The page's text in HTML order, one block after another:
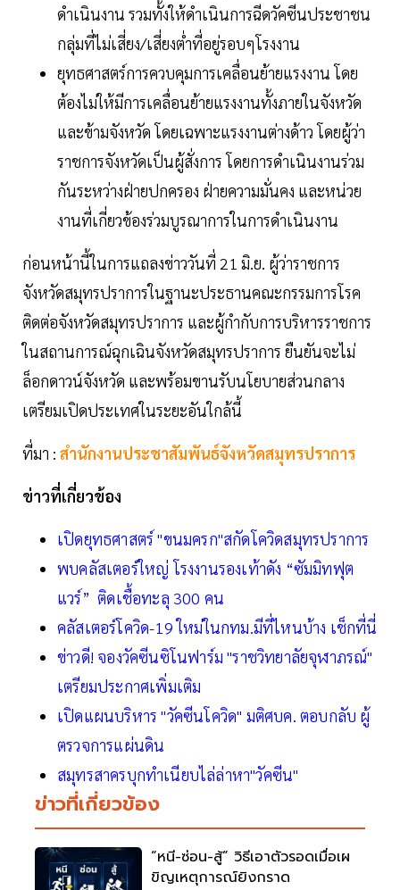
ดำเนินงาน รวมทั้งให้ดำเนินการฉีดวัคซีนประชาชน
กลุ่มที่ไม่เสี่ยง/เสี่ยงต่ำที่อยู่รอบๆโรงงาน
ยุทธศาสตร์การควบคุมการเคลื่อนย้ายแรงงาน โดย
ต้องไม่ให้มีการเคลื่อนย้ายแรงงานทั้งภายในจังหวัด
และข้ามจังหวัด โดยเฉพาะแรงงานต่างด้าว โดยผู้ว่า
ราชการจังหวัดเป็นผู้สั่งการ โดยการดำเนินงานร่วม
กันระหว่างฝ่ายปกครอง ฝ่ายความมั่นคง และหน่วย
งานที่เกี่ยวข้องร่วมบูรณาการในการดำเนินงาน
ก่อนหน้านี้ในการแถลงข่าววันที่ 21 มิ.ย. ผู้ว่าราชการ
จังหวัดสมุทรปราการในฐานะประธานคณะกรรมการโรค
ติดต่อจังหวัดสมุทรปราการ และผู้กำกับการบริหารราชการ
ในสถานการณ์ฉุกเฉินจังหวัดสมุทรปราการ ยืนยันจะไม่
ล็อกดาวน์จังหวัด และพร้อมขานรับนโยบายส่วนกลาง
เตรียมเปิดประเทศในระยะอันใกล้นี้
ที่มา : สำนักงานประชาสัมพันธ์จังหวัดสมุทรปราการ
ข่าวที่เกี่ยวข้อง
เปิดยุทธศาสตร์ "ขนมครก"สกัดโควิดสมุทรปราการ
พบคลัสเตอร์ใหญ่ โรงงานรองเท้าดัง “ซัมมิทฟุต
แวร์” ติดเชื้อทะลุ 300 คน
คลัสเตอร์โควิด-19 ใหม่ในกทม.มีที่ไหนบ้าง เช็กที่นี่
ข่าวดี! จองวัคซีนซิโนฟาร์ม "ราชวิทยาลัยจุฬาภรณ์"
เตรียมประกาศเพิ่มเติม
เปิดแผนบริหาร "วัคซีนโควิด" มติศบค. ตอบกลับ ผู้
ตรวจการแผ่นดิน
สมุทรสาครบุกทำเนียบไล่ล่าหา"วัคซีน"
ข่าวที่เกี่ยวข้อง
“หนี-ซ่อน-สู้” วิธีเอาตัวรอดเมื่อเผ
ขิญเหตุการณ์ยิงกราด